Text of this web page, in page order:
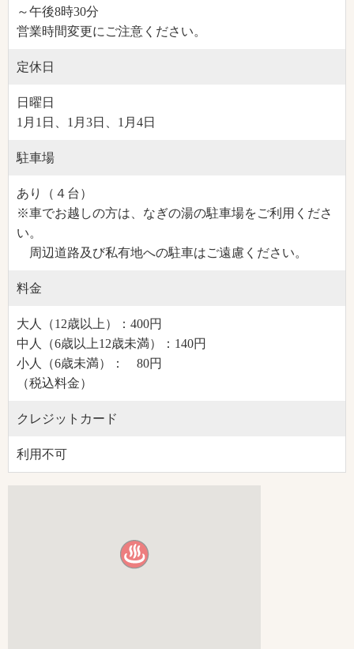
～午後8時30分
営業時間変更にご注意ください。
定休日
日曜日
1月1日、1月3日、1月4日
駐車場
あり（４台）
※車でお越しの方は、なぎの湯の駐車場をご利用くださ
い。
周辺道路及び私有地への駐車はご遠慮ください。
料金
大人（12歳以上）：400円
中人（6歳以上12歳未満）：140円
小人（6歳未満）： 80円
（税込料金）
クレジットカード
利用不可